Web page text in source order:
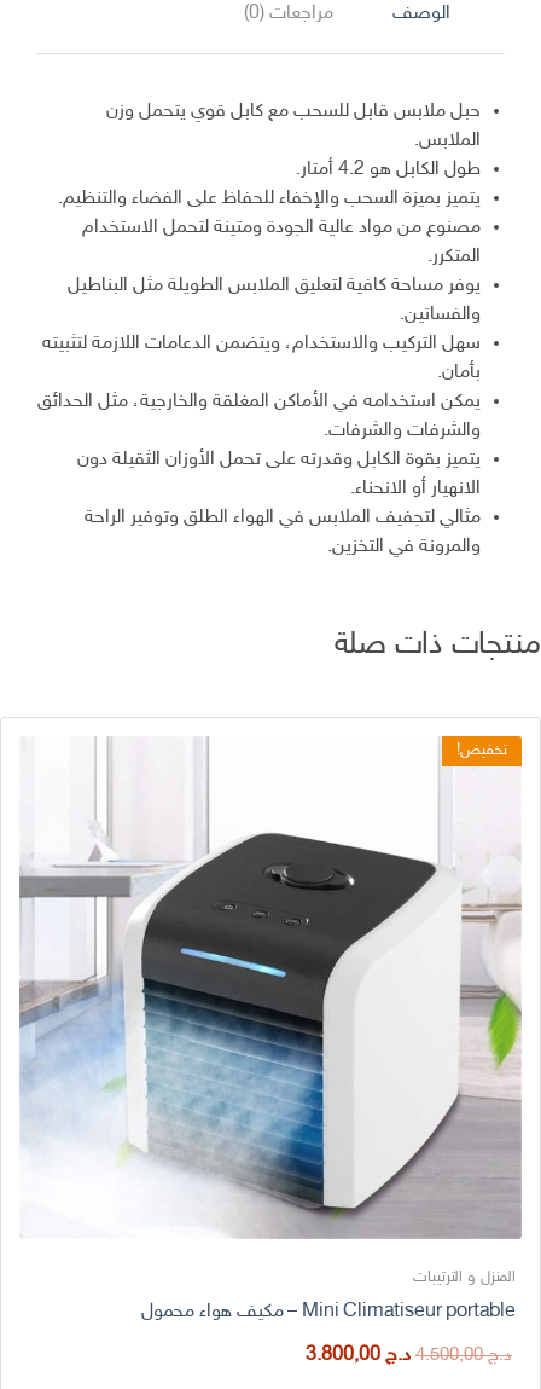
الوصف مراجعات (0)
حبل ملابس قابل للسحب مع كابل قوي يتحمل وزن
الملابس.
طول الكابل هو 4.2 أمتار.
يتميز بميزة السحب والإخفاء للحفاظ على الفضاء والتنظيم.
مصنوع من مواد عالية الجودة ومتينة لتحمل الاستخدام
المتكرر.
يوفر مساحة كافية لتعليق الملابس الطويلة مثل البناطيل
والفساتين.
سهل التركيب والاستخدام، ويتضمن الدعامات اللازمة لتثبيته
بأمان.
يمكن استخدامه في الأماكن المغلقة والخارجية، مثل الحدائق
والشرفات والشرفات.
يتميز بقوة الكابل وقدرته على تحمل الأوزان الثقيلة دون
الانهيار أو الانحناء.
مثالي لتجفيف الملابس في الهواء الطلق وتوفير الراحة
والمرونة في التخزين.
ذات صلة
تخفيض!
المنزل و الترتيبات
Mini Climatiseur portable – مكيف هواء محمول
د.ج4.500,00
السعر
د.ج3.800,00
السعر